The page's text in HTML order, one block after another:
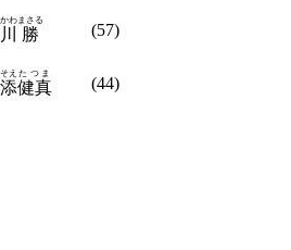
わ
勝
まさる
(57)
え
健真
たつま
(44)